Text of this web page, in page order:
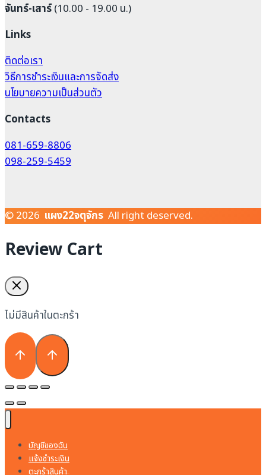
จันทร์-เสาร์(10.00 - 19.00 น.)
Links
ติดต่อเรา
วิธีการชำระเงินและการจัดส่ง
นโยบายความเป็นส่วนตัว
Contacts
081-659-8806
098-259-5459
© 2026 แผง22จตุจักร All right deserved.
Review Cart
ไม่มีสินค้าในตะกร้า
บัญชีของฉัน
แจ้งชำระเงิน
ตะกร้าสินค้า